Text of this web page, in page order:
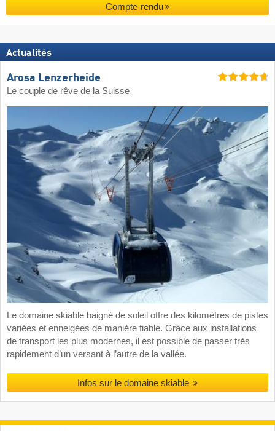
Compte-rendu
Actualités
Arosa Lenzerheide
Le couple de rêve de la Suisse
Le domaine skiable baigné de soleil offre des kilomètres de pistes
variées et enneigées de manière fiable. Grâce aux installations
de transport les plus modernes, il est possible de passer très
rapidement d’un versant à l’autre de la vallée.
Infos sur le domaine skiable